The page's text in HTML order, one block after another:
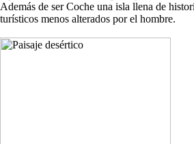
Además de ser Coche una isla llena de
turísticos menos alterados por el hombre.